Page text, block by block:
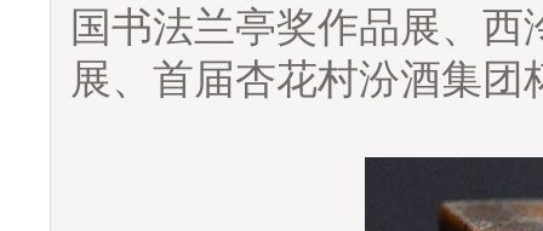
国书法兰亭奖作品展、
展、首届杏花村汾酒集